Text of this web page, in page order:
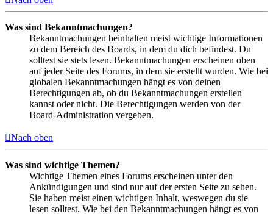
Was sind Bekanntmachungen?
Bekanntmachungen beinhalten meist wichtige Informationen
zu dem Bereich des Boards, in dem du dich befindest. Du
solltest sie stets lesen. Bekanntmachungen erscheinen oben
auf jeder Seite des Forums, in dem sie erstellt wurden. Wie bei
globalen Bekanntmachungen hängt es von deinen
Berechtigungen ab, ob du Bekanntmachungen erstellen
kannst oder nicht. Die Berechtigungen werden von der
Board-Administration vergeben.
Nach oben
Was sind wichtige Themen?
Wichtige Themen eines Forums erscheinen unter den
Ankündigungen und sind nur auf der ersten Seite zu sehen.
Sie haben meist einen wichtigen Inhalt, weswegen du sie
lesen solltest. Wie bei den Bekanntmachungen hängt es von